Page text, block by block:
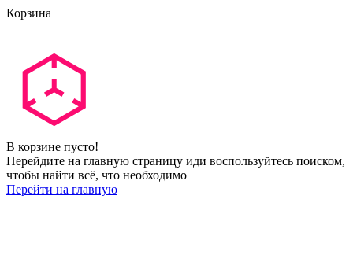
Корзина
В корзине пусто!
Перейдите на главную страницу иди воспользуйтесь поиском,
чтобы найти всё, что необходимо
Перейти на главную